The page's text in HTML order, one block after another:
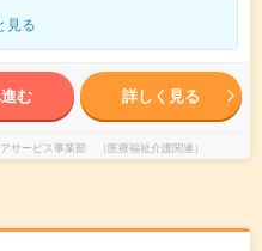
見る
む 詳しく見る
サービス事業部 （医療福祉介護関連）